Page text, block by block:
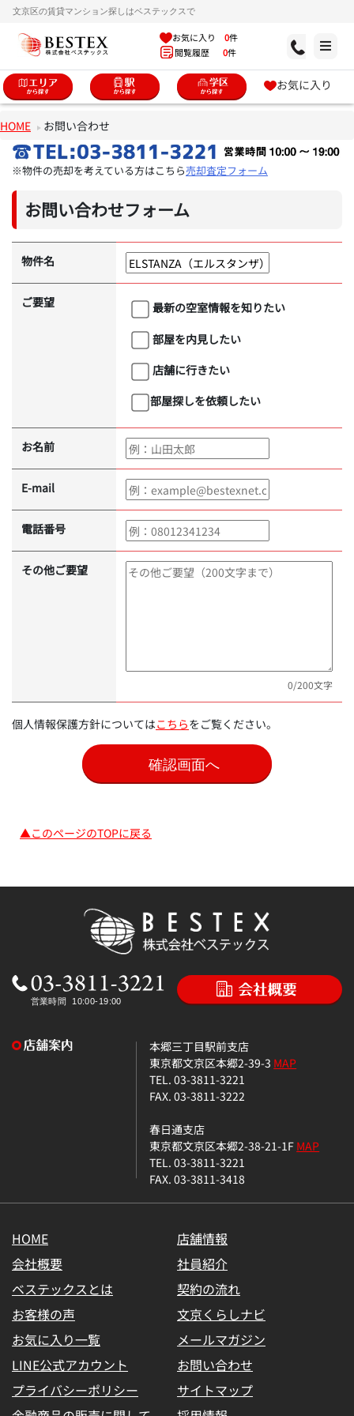
文京区の賃貸マンション探しはベステックスで
お気に入り 0件
閲覧履歴 0件
お気に入り
HOME お問い合わせ
※物件の売却を考えている方はこちら売却査定フォーム
お問い合わせフォーム
物件名
ご要望
最新の空室情報を知りたい
部屋を内見したい
店舗に行きたい
部屋探しを依頼したい
お名前
E-mail
電話番号
その他ご要望
0/200文字
個人情報保護方針についてはこちらをご覧ください。
▲このページのTOPに戻る
本郷三丁目駅前支店
東京都文京区本郷2-39-3 MAP
TEL. 03-3811-3221
FAX. 03-3811-3222
春日通支店
東京都文京区本郷2-38-21-1FMAP
TEL. 03-3811-3221
FAX. 03-3811-3418
HOME
店舗情報
会社概要
社員紹介
ベステックスとは
契約の流れ
お客様の声
文京くらしナビ
お気に入り一覧
メールマガジン
LINE公式アカウント
お問い合わせ
プライバシーポリシー
サイトマップ